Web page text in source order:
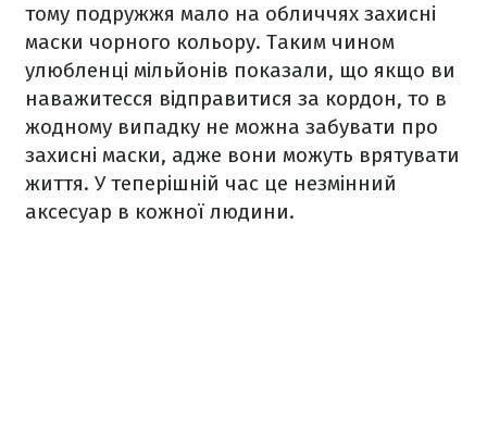
тому подружжя мало на обличчях захисні
маски чорного кольору. Таким чином
улюбленці мільйонів показали, що якщо ви
наважитесся відправитися за кордон, то в
жодному випадку не можна забувати про
захисні маски, адже вони можуть врятувати
життя. У теперішній час це незмінний
аксесуар в кожної людини.